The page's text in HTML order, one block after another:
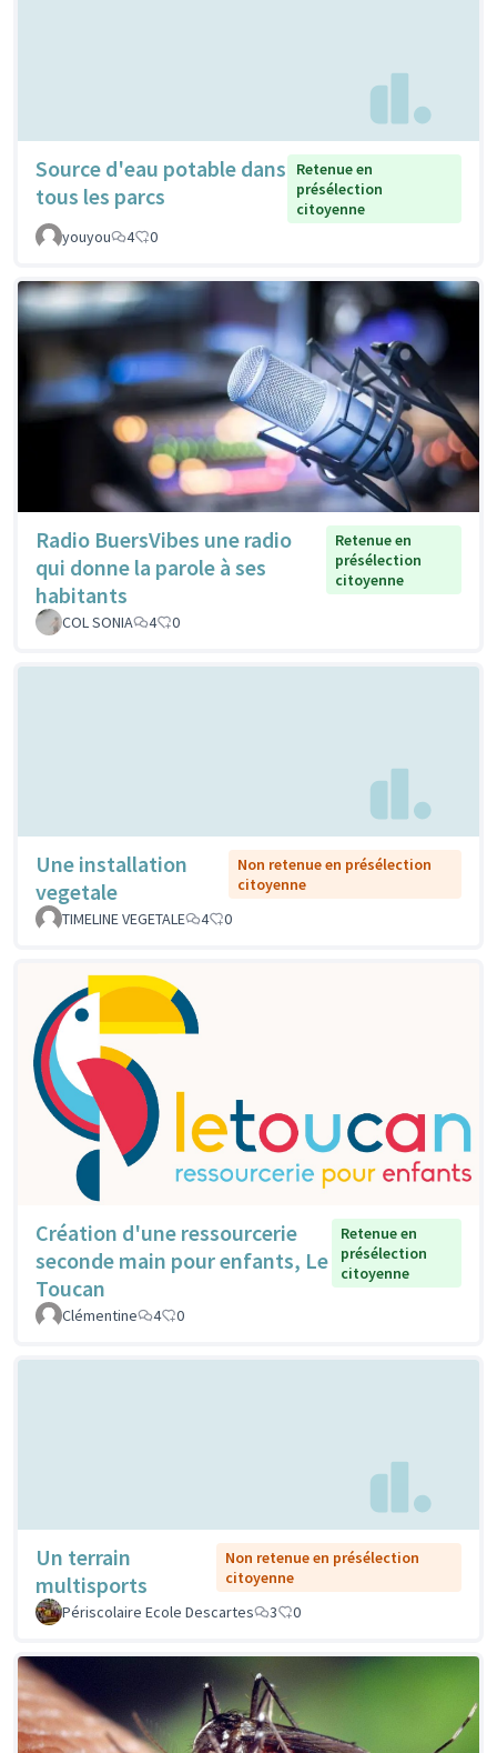
Source d'eau potable dans
tous les parcs
Retenue en
présélection
citoyenne
youyou
4 0
Radio BuersVibes une radio
qui donne la parole à ses
habitants
Retenue en
présélection
citoyenne
COL SONIA 4 0
Une installation
vegetale
Non retenue en présélection
citoyenne
TIMELINE VEGETALE
4 0
Création d'une ressourcerie
seconde main pour enfants, Le
Toucan
Retenue en
présélection
citoyenne
Clémentine 4 0
Un terrain
multisports
Non retenue en présélection
citoyenne
Périscolaire Ecole Descartes
3 0